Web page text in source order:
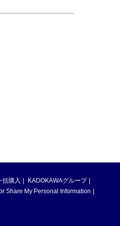
括購入
KADOKAWAグループ
Share My Personal Information